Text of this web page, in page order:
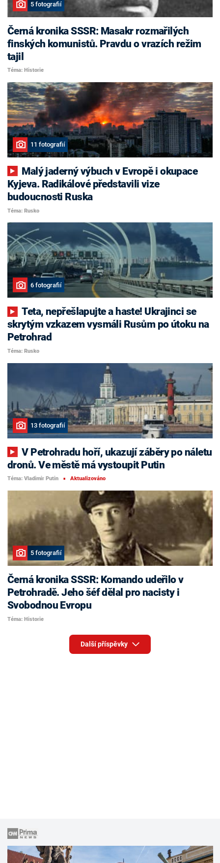
5 fotografií
Černá kronika SSSR: Masakr rozmařilých
finských komunistů. Pravdu o vrazích režim
tajil
Téma: Historie
11 fotografií
Kyjeva. Radikálové představili vize
budoucnosti Ruska
Téma: Rusko
6 fotografií
Teta, nepřešlapujte a haste! Ukrajinci se
skrytým vzkazem vysmáli Rusům po útoku na
Petrohrad
Téma: Rusko
13 fotografií
V Petrohradu hoří, ukazují záběry po náletu
dronů. Ve městě má vystoupit Putin
Téma: Vladimir Putin ■ Aktualizováno
5 fotografií
Černá kronika SSSR: Komando udeřilo v
Petrohradě. Jeho šéf dělal pro nacisty i
Svobodnou Evropu
Téma: Historie
Další příspěvky